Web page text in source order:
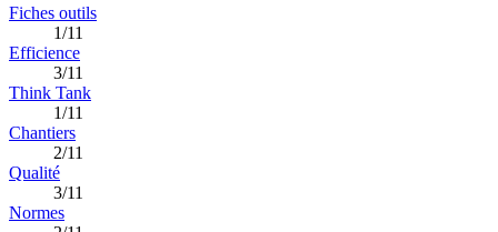
Fiches outils
1/11
Efficience
3/11
Think Tank
1/11
Chantiers
2/11
Qualité
3/11
Normes